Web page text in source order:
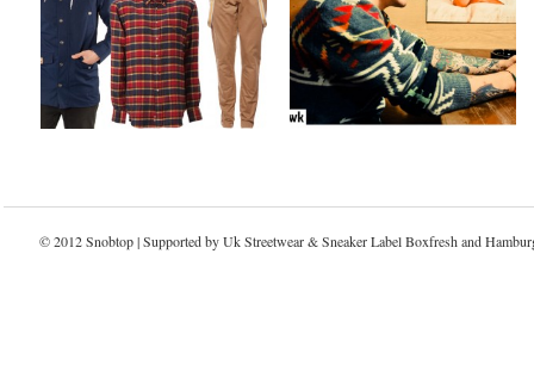
3 Kommentare
byMEXonSep 24, 2012
4 Kommentare
© 2012 Snobtop | Supported by UkStreetwear & Sneaker Label Boxfresh and